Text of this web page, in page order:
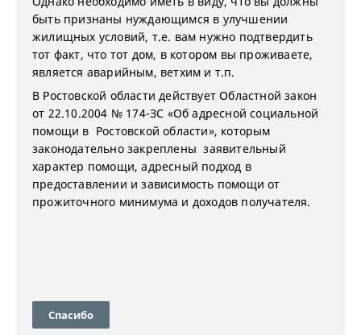
быть признаны нуждающимся в улучшении
жилищных условий, т.е. вам нужно подтвердить
тот факт, что тот дом, в котором вы проживаете,
является аварийным, ветхим и т.п.
В Ростовской области действует Областной закон
от 22.10.2004 № 174-ЗС «Об адресной социальной
помощи в Ростовской области», которым
законодательно закреплены заявительный
характер помощи, адресный подход в
предоставлении и зависимость помощи от
прожиточного минимума и доходов получателя.
Спасибо